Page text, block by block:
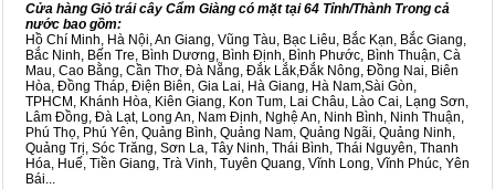
Cửa hàng Giỏ trái cây Cẩm Giàng có mặt tại 64 Tỉnh/Thành Trong cả
nước bao gồm:
Hồ Chí Minh, Hà Nội, An Giang, Vũng Tàu, Bạc Liêu, Bắc Kạn, Bắc Giang,
Bắc Ninh, Bến Tre, Bình Dương, Bình Định, Bình Phước, Bình Thuận, Cà
Mau, Cao Bằng, Cần Thơ, Đà Nẵng, Đắk Lắk,Đắk Nông, Đồng Nai, Biên
Hòa, Đồng Tháp, Điện Biên, Gia Lai, Hà Giang, Hà Nam,Sài Gòn,
TPHCM, Khánh Hòa, Kiên Giang, Kon Tum, Lai Châu, Lào Cai, Lạng Sơn,
Lâm Đồng, Đà Lạt, Long An, Nam Định, Nghệ An, Ninh Bình, Ninh Thuận,
Phú Thọ, Phú Yên, Quảng Bình, Quảng Nam, Quảng Ngãi, Quảng Ninh,
Quảng Trị, Sóc Trăng, Sơn La, Tây Ninh, Thái Bình, Thái Nguyên, Thanh
Hóa, Huế, Tiền Giang, Trà Vinh, Tuyên Quang, Vĩnh Long, Vĩnh Phúc, Yên
Bái...